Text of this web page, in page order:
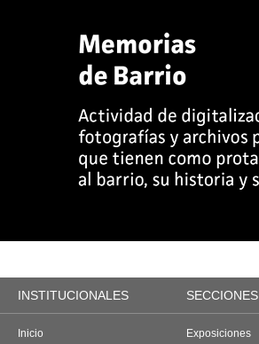
INSTITUCIONALES SECCIONES
Inicio
Exposiciones